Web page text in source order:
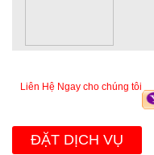
Liên Hệ Ngay cho chúng tôi
ĐẶT DỊCH VỤ